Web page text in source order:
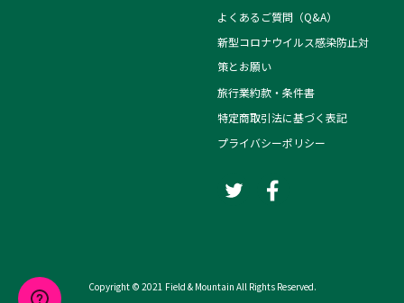
よくあるご質問（Q&A）
新型コロナウイルス感染防止対
策とお願い
旅行業約款・条件書
特定商取引法に基づく表記
プライバシーポリシー
Copyright © 2021 Field & Mountain All Rights Reserved.